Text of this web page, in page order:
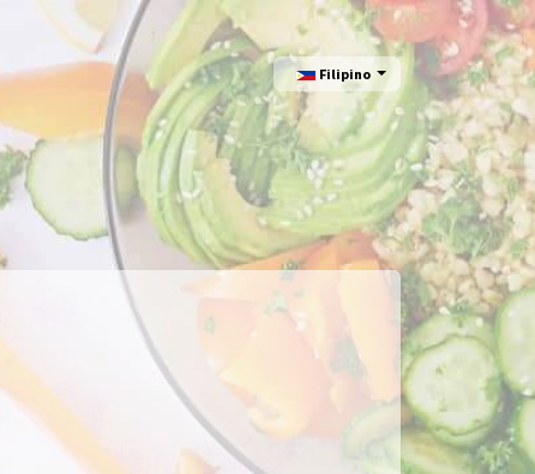
Filipino